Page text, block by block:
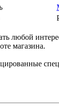
любой
магазина.